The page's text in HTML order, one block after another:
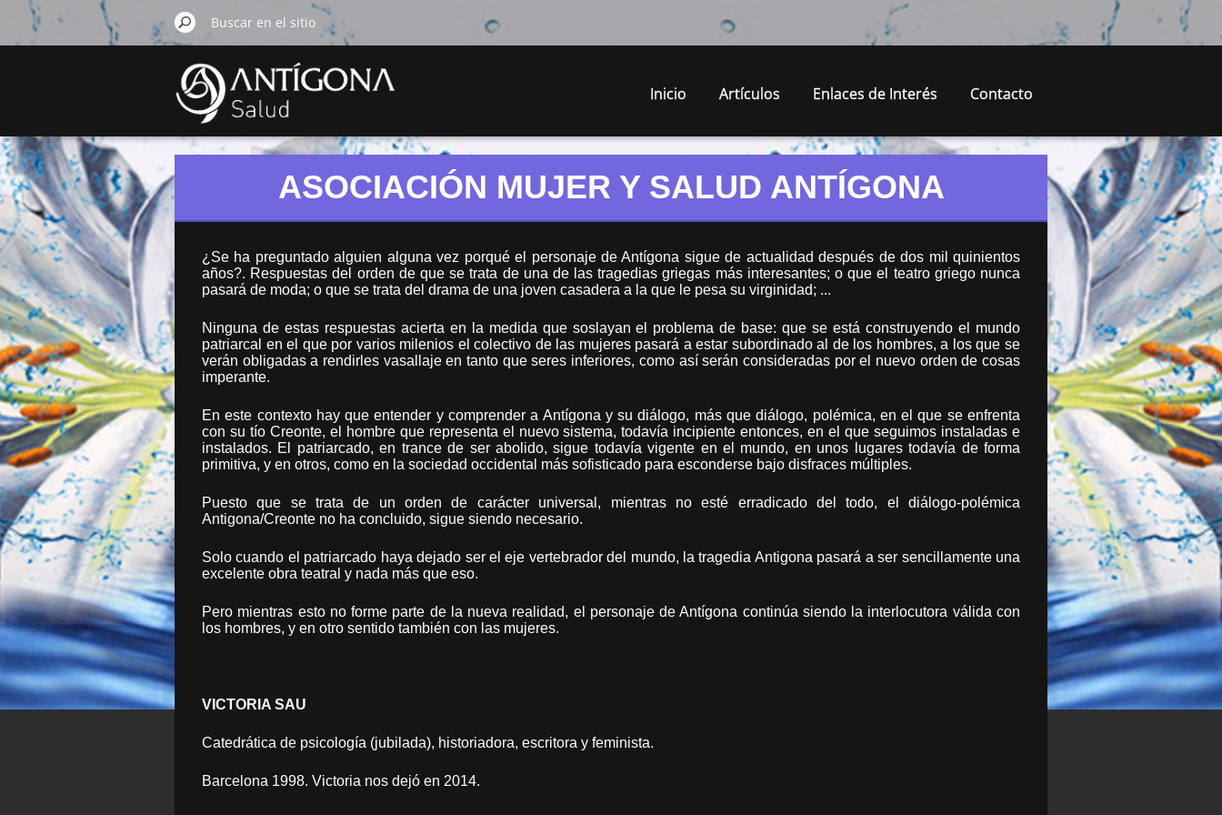
Inicio Artículos Enlaces de Interés Contacto
ASOCIACIÓN MUJER Y SALUD ANTÍGONA
¿Se ha preguntado alguien alguna vez porqué el personaje de Antígona sigue de actualidad después de dos mil quinientos
años?. Respuestas del orden de que se trata de una de las tragedias griegas más interesantes; o que el teatro griego nunca
pasará de moda; o que se trata del drama de una joven casadera a la que le pesa su virginidad; ...
Ninguna de estas respuestas acierta en la medida que soslayan el problema de base: que se está construyendo el mundo
patriarcal en el que por varios milenios el colectivo de las mujeres pasará a estar subordinado al de los hombres, a los que se
verán obligadas a rendirles vasallaje en tanto que seres inferiores, como así serán consideradas por el nuevo orden de cosas
imperante.
En este contexto hay que entender y comprender a Antígona y su diálogo, más que diálogo, polémica, en el que se enfrenta
con su tío Creonte, el hombre que representa el nuevo sistema, todavía incipiente entonces, en el que seguimos instaladas e
instalados. El patriarcado, en trance de ser abolido, sigue todavía vigente en el mundo, en unos lugares todavía de forma
primitiva, y en otros, como en la sociedad occidental más sofisticado para esconderse bajo disfraces múltiples.
Puesto que se trata de un orden de carácter universal, mientras no esté erradicado del todo, el diálogo-polémica
Antigona/Creonte no ha concluido, sigue siendo necesario.
Solo cuando el patriarcado haya dejado ser el eje vertebrador del mundo, la tragedia Antigona pasará a ser sencillamente una
excelente obra teatral y nada más que eso.
Pero mientras esto no forme parte de la nueva realidad, el personaje de Antígona continúa siendo la interlocutora válida con
los hombres, y en otro sentido también con las mujeres.
VICTORIA SAU
Catedrática de psicología (jubilada), historiadora, escritora y feminista.
Barcelona 1998. Victoria nos dejó en 2014.